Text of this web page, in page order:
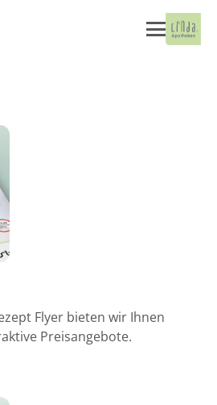
Flyer bieten wir Ihnen
Preisangebote.